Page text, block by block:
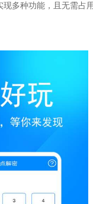
多种功能，且无需占